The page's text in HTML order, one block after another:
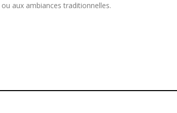
aux ambiances traditionnelles.